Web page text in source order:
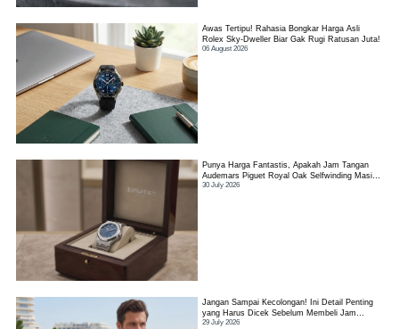
Awas Tertipu! Rahasia Bongkar Harga Asli
Rolex Sky-Dweller Biar Gak Rugi Ratusan Juta!
06 August 2026
Punya Harga Fantastis, Apakah Jam Tangan
Audemars Piguet Royal Oak Selfwinding Masih
Worth It?
30 July 2026
Jangan Sampai Kecolongan! Ini Detail Penting
yang Harus Dicek Sebelum Membeli Jam
Tangan TAG Heuer Link
29 July 2026